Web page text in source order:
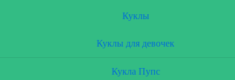
Куклы
Куклы для девочек
Кукла Пупс